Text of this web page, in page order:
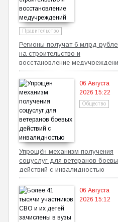
Правительство
Регионы получат 6 млрд
на строительство и
восстановление
06 Августа
2026 15:22
Общество
Упрощён механизм получения
соцуслуг для ветеранов
действий с инвалидностью
06 Августа
2026 15:12